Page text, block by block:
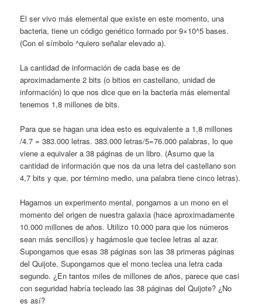
El ser vivo más elemental que existe en este momento, una
bacteria, tiene un código genético formado por 9×10^5 bases.
(Con el símbolo ^quiero señalar elevado a).
La cantidad de información de cada base es de
aproximadamente 2 bits (o bitios en castellano, unidad de
información) lo que nos dice que en la bacteria más elemental
tenemos 1,8 millones de bits.
Para que se hagan una idea esto es equiva­lente a 1,8 millones
/4.7 = 383.000 letras. 383.000 letras/5=76.000 palabras, lo que
vie­ne a equivaler a 38 páginas de un libro. (Asumo que la
cantidad de información que nos da una letra del castellano son
4,7 bits y que, por término medio, una palabra tiene cinco letras).
Hagamos un experimento mental, pongamos a un mono en el
momento del origen de nuestra galaxia (hace aproximadamente
10.000 millones de años. Utilizo 10.000 para que los números
sean más sencillos) y ha­gámosle que teclee letras al azar.
Supongamos que esas 38 páginas son las 38 primeras pági­nas
del Quijote. Supongamos que el mono teclea una letra cada
segundo. ¿En tantos mi­les de millones de años, parece que casi
con seguridad habría tecleado las 38 páginas del Quijote? ¿No
es así?